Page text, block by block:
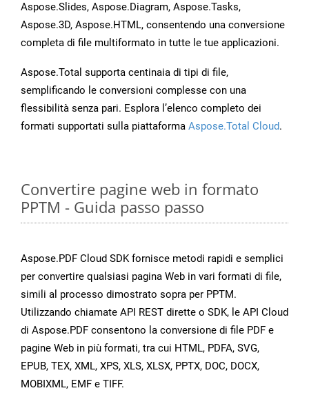
Aspose.Slides, Aspose.Diagram, Aspose.Tasks,
Aspose.3D, Aspose.HTML, consentendo una conversione
completa di file multiformato in tutte le tue applicazioni.
Aspose.Total supporta centinaia di tipi di file,
semplificando le conversioni complesse con una
flessibilità senza pari. Esplora l’elenco completo dei
formati supportati sulla piattaforma Aspose.Total Cloud.
Convertire pagine web in formato
PPTM - Guida passo passo
Aspose.PDF Cloud SDK fornisce metodi rapidi e semplici
per convertire qualsiasi pagina Web in vari formati di file,
simili al processo dimostrato sopra per PPTM.
Utilizzando chiamate API REST dirette o SDK, le API Cloud
di Aspose.PDF consentono la conversione di file PDF e
pagine Web in più formati, tra cui HTML, PDFA, SVG,
EPUB, TEX, XML, XPS, XLS, XLSX, PPTX, DOC, DOCX,
MOBIXML, EMF e TIFF.